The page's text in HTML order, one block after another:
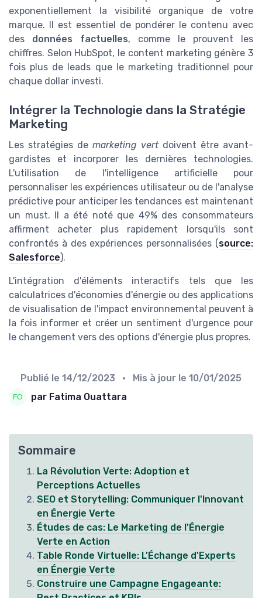
exponentiellement la visibilité organique de votre
marque. Il est essentiel de pondérer le contenu avec
des données factuelles, comme le prouvent les
chiffres. Selon HubSpot, le content marketing génère 3
fois plus de leads que le marketing traditionnel pour
chaque dollar investi.
Intégrer la Technologie dans la Stratégie
Marketing
Les stratégies de marketing vertdoivent être avant-
gardistes et incorporer les dernières technologies.
L'utilisation de l'intelligence artificielle pour
personnaliser les expériences utilisateur ou de l'analyse
prédictive pour anticiper les tendances est maintenant
un must. Il a été noté que 49% des consommateurs
affirment acheter plus rapidement lorsqu'ils sont
confrontés à des expériences personnalisées (source:
Salesforce).
L'intégration d'éléments interactifs tels que les
calculatrices d'économies d'énergie ou des applications
de visualisation de l'impact environnemental peuvent à
la fois informer et créer un sentiment d'urgence pour
le changement vers des options d'énergie plus propres.
Publié le 14/12/2023 • Mis à jour le 10/01/2025
par Fatima Ouattara
Sommaire
La Révolution Verte: Adoption et
Perceptions Actuelles
SEO et Storytelling: Communiquer l'Innovant
en Énergie Verte
Études de cas: Le Marketing de l'Énergie
Verte en Action
Table Ronde Virtuelle: L'Échange d'Experts
en Énergie Verte
Construire une Campagne Engageante: